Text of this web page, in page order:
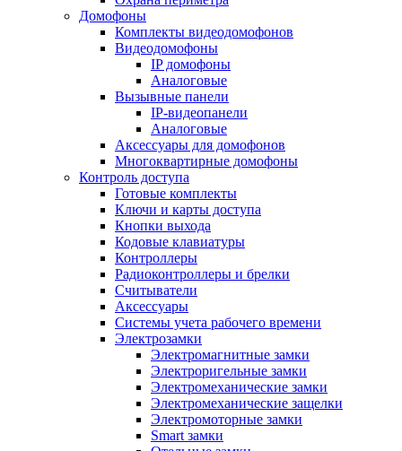
Домофоны
Комплекты видеодомофонов
Видеодомофоны
IP домофоны
Аналоговые
Вызывные панели
IP-видеопанели
Аналоговые
Аксессуары для домофонов
Многоквартирные домофоны
Контроль доступа
Готовые комплекты
Ключи и карты доступа
Кнопки выхода
Кодовые клавиатуры
Контроллеры
Радиоконтроллеры и брелки
Считыватели
Аксессуары
Системы учета рабочего времени
Электрозамки
Электромагнитные замки
Электроригельные замки
Электромеханические замки
Электромеханические защелки
Электромоторные замки
Smart замки